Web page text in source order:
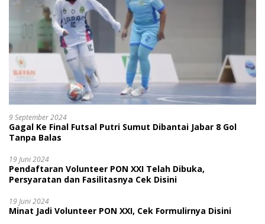
9 September 2024
Gagal Ke Final Futsal Putri Sumut Dibantai Jabar 8 Gol
Tanpa Balas
19 Juni 2024
Pendaftaran Volunteer PON XXI Telah Dibuka,
Persyaratan dan Fasilitasnya Cek Disini
19 Juni 2024
Minat Jadi Volunteer PON XXI, Cek Formulirnya Disini